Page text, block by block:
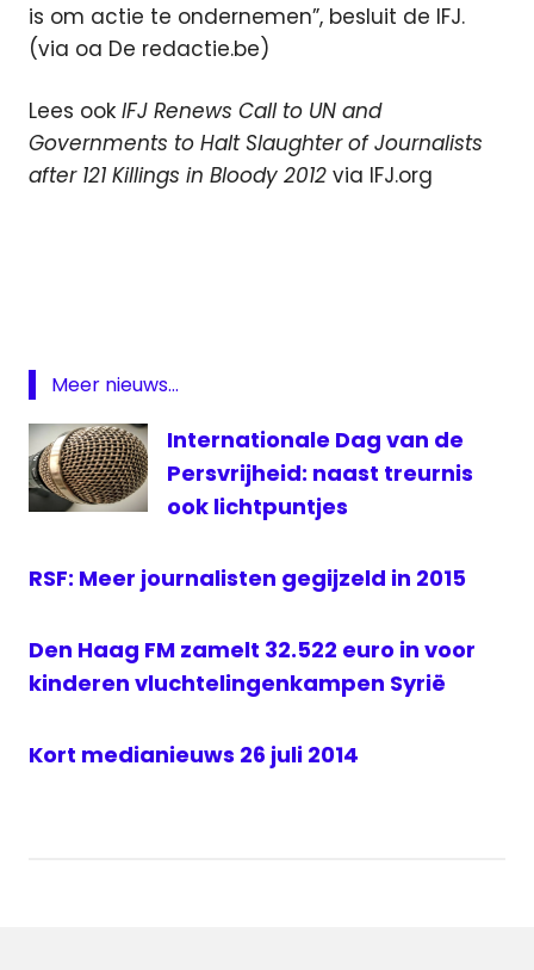
is om actie te ondernemen”, besluit de IFJ.
(via oa De redactie.be)
Lees ook IFJ Renews Call to UN and
Governments to Halt Slaughter of Journalists
after 121 Killings in Bloody 2012 via IFJ.org
overleden
Syrie
Meer nieuws...
Internationale Dag van de
Persvrijheid: naast treurnis
ook lichtpuntjes
RSF: Meer journalisten gegijzeld in 2015
Den Haag FM zamelt 32.522 euro in voor
kinderen vluchtelingenkampen Syrië
Kort medianieuws 26 juli 2014